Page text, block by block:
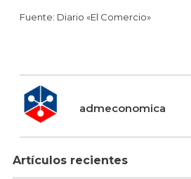
Fuente: Diario «El Comercio»
admeconomica
Artículos recientes